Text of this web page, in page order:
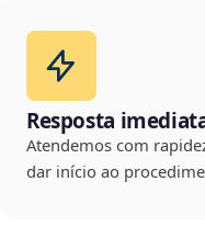
Resposta
Atendemos com
dar início ao